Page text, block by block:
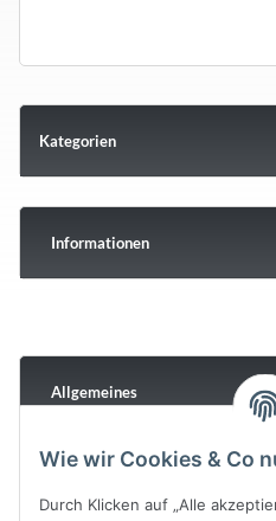
Kategorien
Informationen
Allgemeines
Wie wir Cookies & Co
Durch Klicken auf „Alle